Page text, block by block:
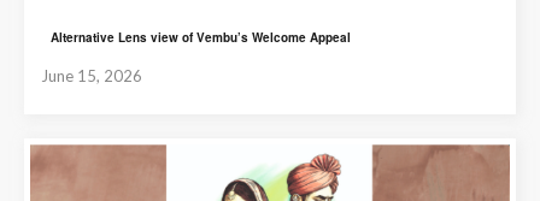
Alternative Lens view of Vembu’s Welcome Appeal
June 15, 2026